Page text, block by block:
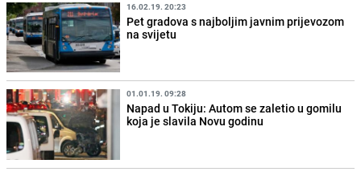
16.02.19. 20:23
Pet gradova s najboljim javnim prijevozom
na svijetu
01.01.19. 09:28
Napad u Tokiju: Autom se zaletio u gomilu
koja je slavila Novu godinu